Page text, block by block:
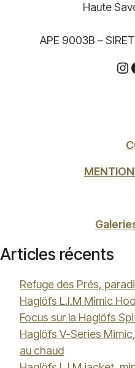
Haute
APE 9003B –
Articles récents
Refuge des Prés,
Haglöfs L.I.M Mimic
Focus sur la Haglöfs
Haglöfs V-Series
au chaud